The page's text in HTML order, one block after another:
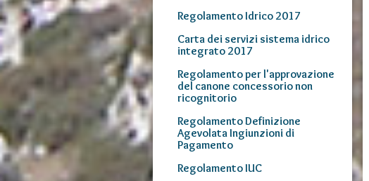
Regolamento Idrico 2017
Carta dei servizi sistema idrico
integrato 2017
Regolamento per l'approvazione
del canone concessorio non
ricognitorio
Regolamento Definizione
Agevolata Ingiunzioni di
Pagamento
Regolamento IUC